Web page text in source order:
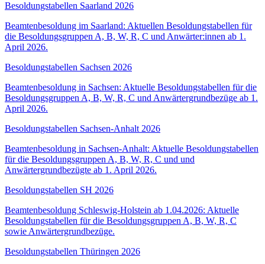
Besoldungstabellen Saarland 2026
Beamtenbesoldung im Saarland: Aktuellen Besoldungstabellen für
die Besoldungsgruppen A, B, W, R, C und Anwärter:innen ab 1.
April 2026.
Besoldungstabellen Sachsen 2026
Beamtenbesoldung in Sachsen: Aktuelle Besoldungstabellen für die
Besoldungsgruppen A, B, W, R, C und Anwärtergrundbezüge ab 1.
April 2026.
Besoldungstabellen Sachsen-Anhalt 2026
Beamtenbesoldung in Sachsen-Anhalt: Aktuelle Besoldungstabellen
für die Besoldungsgruppen A, B, W, R, C und und
Anwärtergrundbezügte ab 1. April 2026.
Besoldungstabellen SH 2026
Beamtenbesoldung Schleswig-Holstein ab 1.04.2026: Aktuelle
Besoldungstabellen für die Besoldungsgruppen A, B, W, R, C
sowie Anwärtergrundbezüge.
Besoldungstabellen Thüringen 2026